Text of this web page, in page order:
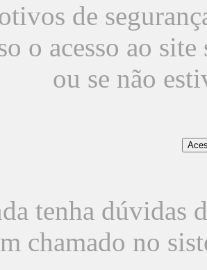
de
o acesso ao
ou se não
tenha dúvidas
chamado no